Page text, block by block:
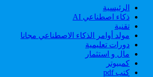
الرئيسية
ذكاء اصطناعي AI
تقنية
مولد أوامر الذكاء الاصطناعي مجانا
دورات تعليمية
مال و استثمار
كمبيوتر
كتب pdf